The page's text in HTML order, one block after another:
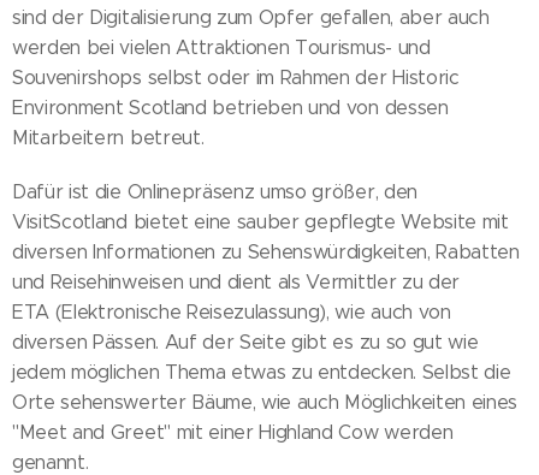
sind der Digitalisierung zum Opfer gefallen, aber auch
werden bei vielen Attraktionen Tourismus- und
Souvenirshops selbst oder im Rahmen der Historic
Environment Scotland betrieben und von dessen
Mitarbeitern betreut.
Dafür ist die Onlinepräsenz umso größer, den
VisitScotland bietet eine sauber gepflegte Website mit
diversen Informationen zu Sehenswürdigkeiten, Rabatten
und Reisehinweisen und dient als Vermittler zu der
ETA (Elektronische Reisezulassung), wie auch von
diversen Pässen. Auf der Seite gibt es zu so gut wie
jedem möglichen Thema etwas zu entdecken. Selbst die
Orte sehenswerter Bäume, wie auch Möglichkeiten eines
"Meet and Greet" mit einer Highland Cow werden
genannt.